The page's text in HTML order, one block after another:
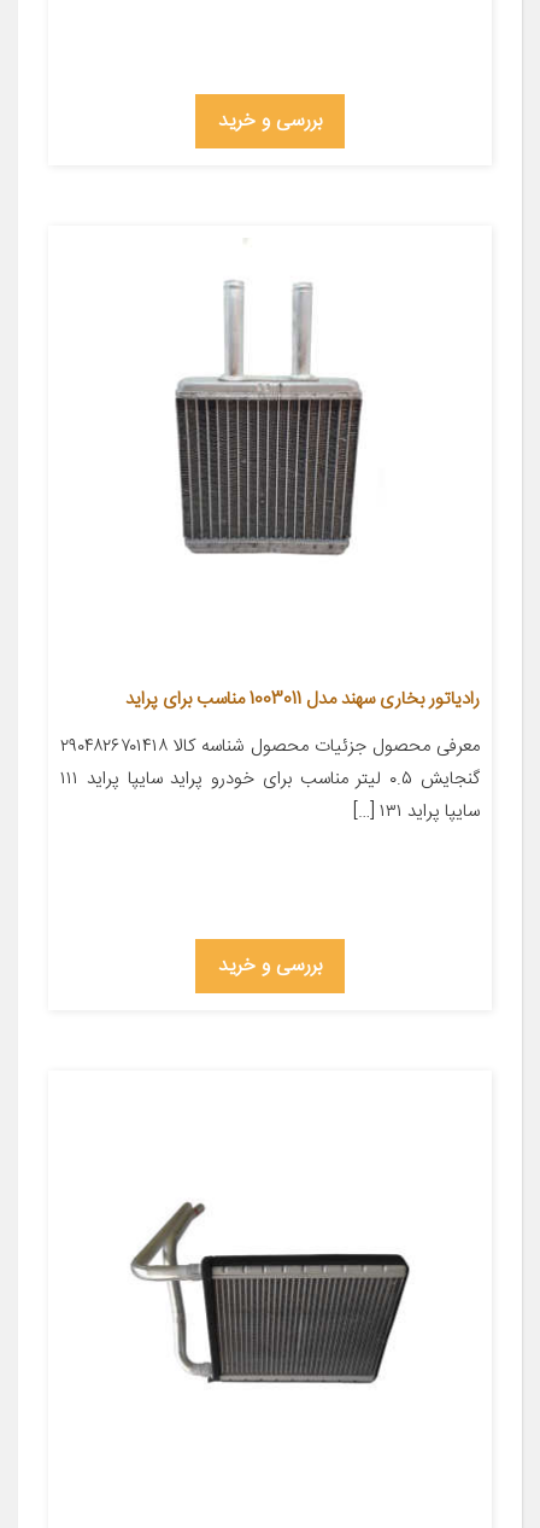
بررسی و خرید
رادیاتور بخاری سهند مدل 1003011 مناسب برای پراید
معرفی محصول جزئیات محصول شناسه کالا ۲۹۰۴۸۲۶۷۰۱۴۱۸
گنجایش ۰.۵ لیتر مناسب برای خودرو پراید سایپا پراید ۱۱۱
سایپا پراید ۱۳۱ […]
بررسی و خرید